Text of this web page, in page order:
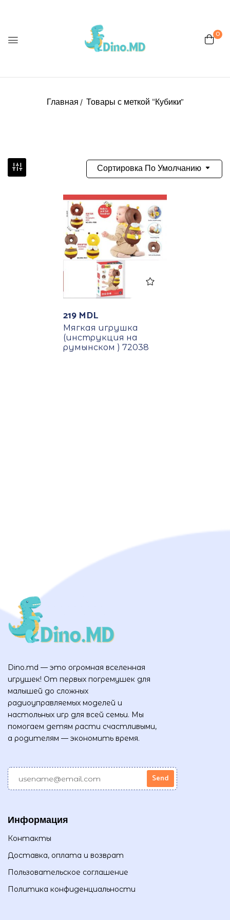
0
Главная Товары с меткой “Кубики”
Сортировка По Умолчанию
219 MDL
Мягкая игрушка
(инструкция на
румынском ) 72038
Dino.md — это огромная вселенная
игрушек! От первых погремушек для
малышей до сложных
радиоуправляемых моделей и
настольных игр для всей семьи. Мы
помогаем детям расти счастливыми,
а родителям — экономить время.
Информация
Контакты
Доставка, оплата и возврат
Пользовательское соглашение
Политика конфиденциальности